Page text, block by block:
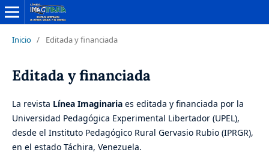
Inicio / Editada y financiada
Editada y financiada
La revista Línea Imaginaria es editada y financiada por la
Universidad Pedagógica Experimental Libertador (UPEL),
desde el Instituto Pedagógico Rural Gervasio Rubio (IPRGR),
en el estado Táchira, Venezuela.